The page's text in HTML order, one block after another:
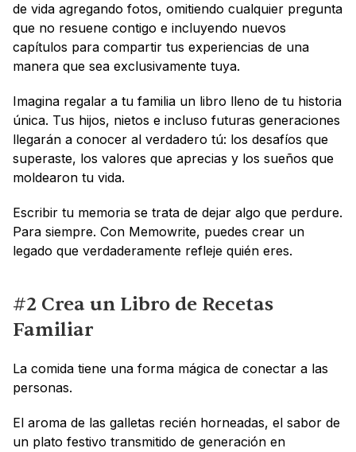
de vida agregando fotos, omitiendo cualquier pregunta
que no resuene contigo e incluyendo nuevos
capítulos para compartir tus experiencias de una
manera que sea exclusivamente tuya.
Imagina regalar a tu familia un libro lleno de tu historia
única. Tus hijos, nietos e incluso futuras generaciones
llegarán a conocer al verdadero tú: los desafíos que
superaste, los valores que aprecias y los sueños que
moldearon tu vida.
Escribir tu memoria se trata de dejar algo que perdure.
Para siempre. Con Memowrite, puedes crear un
legado que verdaderamente refleje quién eres.
#2 Crea un Libro de Recetas
Familiar
La comida tiene una forma mágica de conectar a las
personas.
El aroma de las galletas recién horneadas, el sabor de
un plato festivo transmitido de generación en